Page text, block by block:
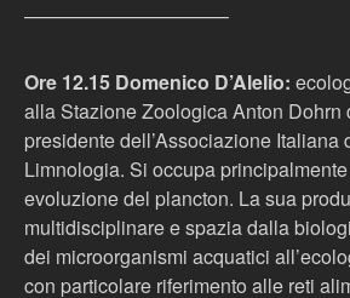
——————————–
Ore 12.15 Domenico D’Alelio:
alla Stazione Zoologica Anton Dohrn
presidente dell’Associazione Italiana
Limnologia. Si occupa
evoluzione del plancton. La sua
multidisciplinare e spazia dalla
dei microorganismi acquatici
con particolare riferimento alle reti